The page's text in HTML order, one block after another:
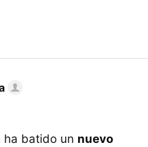
ha batido un nuevo